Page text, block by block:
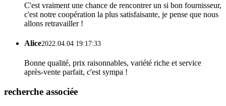
C'est vraiment une chance de rencontrer un si bon fournisseur,
c'est notre coopération la plus satisfaisante, je pense que nous
allons retravailler !
Alice2022.04.04 19:17:33
Bonne qualité, prix raisonnables, variété riche et service
après-vente parfait, c'est sympa !
recherche associée